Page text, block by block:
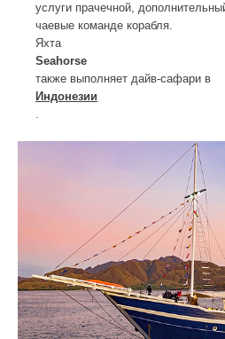
услуги прачечной,
чаевые команде корабля.
Яхта
Seahorse
также выполняет дайв-сафари в
Индонезии
.